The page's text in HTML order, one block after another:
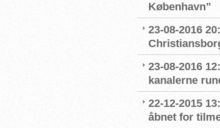
København”
23-08-2016
23-08-2016
kanalerne
22-12-2015
åbnet for